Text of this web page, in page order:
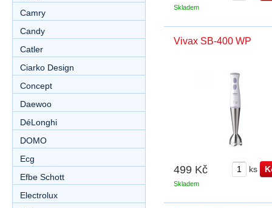
Skladem
Vivax SB-400 WP
499 Kč ks
Skladem
Camry
Candy
Catler
Ciarko Design
Concept
Daewoo
DéLonghi
DOMO
Ecg
Efbe Schott
Electrolux